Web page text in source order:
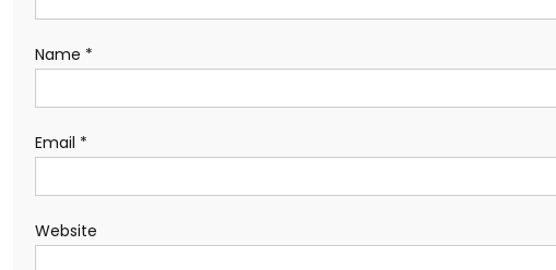
Name *
Email *
Website